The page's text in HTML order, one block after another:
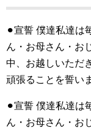
⚫︎宣誓 僕達私達は
ん・お母さん・お
中、お越しいただ
頑張ることを誓い
⚫︎宣誓 僕達私達は
ん・お母さん・お